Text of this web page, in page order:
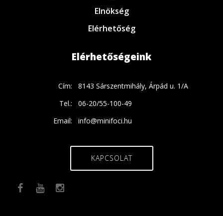
Elnökség
Elérhetőség
Elérhetőségeink
Cím:
8143 Sárszentmihály, Árpád u. 1/A
Tel.:
06-20/55-100-49
Email:
info@minifoci.hu
KAPCSOLAT